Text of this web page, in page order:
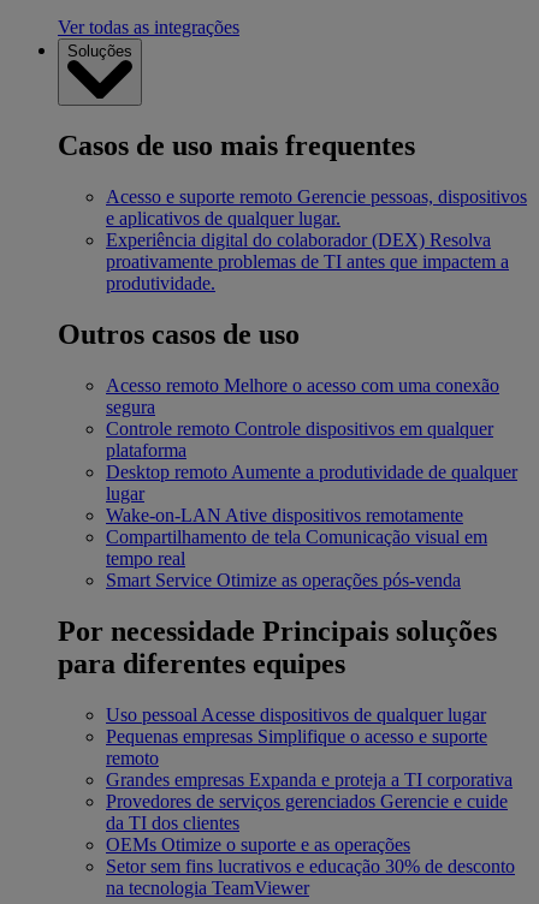
Ver todas as integrações
Soluções
Casos de uso mais frequentes
Acesso e suporte remoto Gerencie pessoas, dispositivos
e aplicativos de qualquer lugar.
Experiência digital do colaborador (DEX) Resolva
proativamente problemas de TI antes que impactem a
produtividade.
Outros casos de uso
Acesso remoto Melhore o acesso com uma conexão
segura
Controle remoto Controle dispositivos em qualquer
plataforma
Desktop remoto Aumente a produtividade de qualquer
lugar
Wake-on-LAN Ative dispositivos remotamente
Compartilhamento de tela Comunicação visual em
tempo real
Smart Service Otimize as operações pós-venda
Por necessidade Principais soluções
para diferentes equipes
Uso pessoal Acesse dispositivos de qualquer lugar
Pequenas empresas Simplifique o acesso e suporte
remoto
Grandes empresas Expanda e proteja a TI corporativa
Provedores de serviços gerenciados Gerencie e cuide
da TI dos clientes
OEMs Otimize o suporte e as operações
Setor sem fins lucrativos e educação 30% de desconto
na tecnologia TeamViewer